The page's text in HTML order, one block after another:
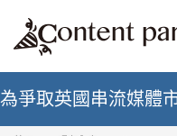
為爭取英國串流媒體